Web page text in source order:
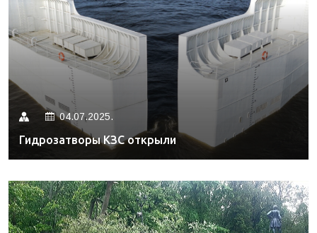
04.07.2025.
Гидрозатворы КЗС открыли